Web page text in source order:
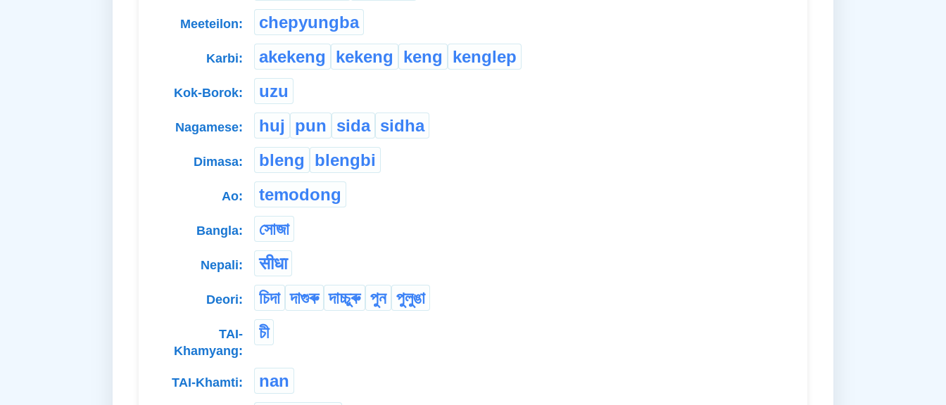
Meeteilon: chepyungba
Karbi: akekeng kekeng keng kenglep
Kok-Borok: uzu
Nagamese: huj pun sida sidha
Dimasa: bleng blengbi
Ao: temodong
Bangla: সোজা
Nepali: सीधा
Deori: চিদা দাগুৰু দাচ্চুৰু পুন পুলুঙা
TAI-
Khamyang:
চী
TAI-Khamti: nan